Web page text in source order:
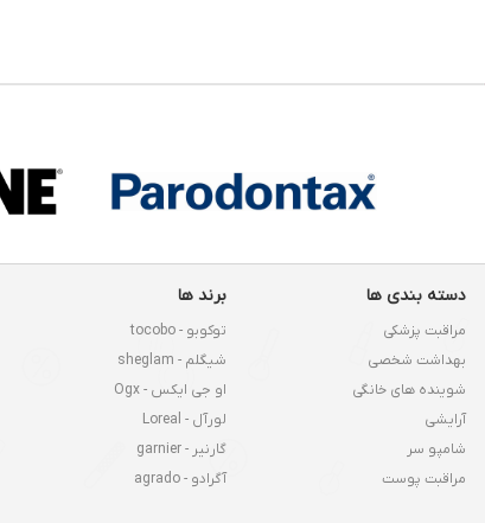
دسته بندی ها
مراقبت پزشکی
بهداشت شخصی
شوینده های خانگی
آرایشی
شامپو سر
مراقبت پوست
برند ها
توکوبو - tocobo
شیگلم - sheglam
او جی ایکس - Ogx
لورآل - Loreal
گارنیر - garnier
آگرادو - agrado